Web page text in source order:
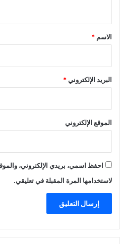
*
الاسم *
البريد الإلكتروني*
الموقع الإلكتروني
احفظ اسمي، بريدي الإلكتروني،
لاستخدامها المرة المقبلة في تعليقي.